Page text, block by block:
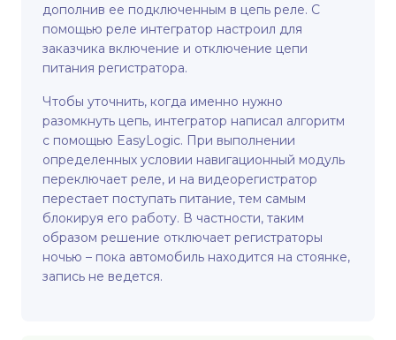
дополнив ее подключенным в цепь реле. С
помощью реле интегратор настроил для
заказчика включение и отключение цепи
питания регистратора.
Чтобы уточнить, когда именно нужно
разомкнуть цепь, интегратор написал алгоритм
с помощью EasyLogic. При выполнении
определенных условии навигационный модуль
переключает реле, и на видеорегистратор
перестает поступать питание, тем самым
блокируя его работу. В частности, таким
образом решение отключает регистраторы
ночью – пока автомобиль находится на стоянке,
запись не ведется.